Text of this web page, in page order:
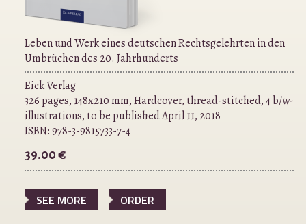
Leben und Werk eines deutschen Rechtsgelehrten in den
Umbrüchen des 20. Jahrhunderts
Eick Verlag
326 pages, 148x210 mm, Hardcover, thread-stitched, 4 b/w-
illustrations, to be published April 11, 2018
ISBN:978-3-9815733-7-4
39.00 €
SEE MORE ORDER